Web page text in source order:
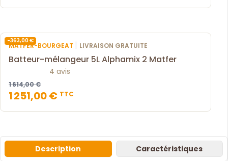
-363,00 €
MATFER-BOURGEAT | LIVRAISON GRATUITE
Batteur-mélangeur 5L Alphamix 2 Matfer
4 avis
1 614,00 €
1 251,00 € TTC
Description Caractéristiques